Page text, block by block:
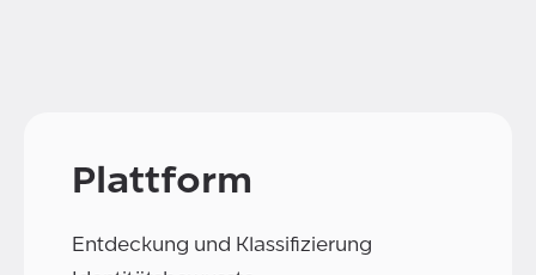
Plattform
Entdeckung und Klassifizierung